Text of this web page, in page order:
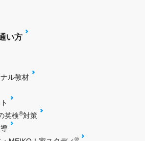
い方
ル教材
英検®対策
®